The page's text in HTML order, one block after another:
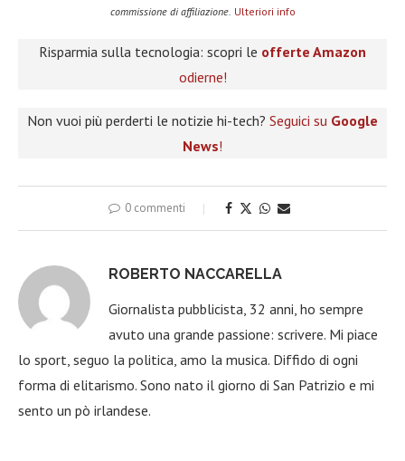
commissione di affiliazione. Ulteriori info
Risparmia sulla tecnologia: scopri le offerte Amazon
odierne!
Non vuoi più perderti le notizie hi-tech? Seguici su Google
News!
0 commenti
ROBERTO NACCARELLA
Giornalista pubblicista, 32 anni, ho sempre
avuto una grande passione: scrivere. Mi piace
lo sport, seguo la politica, amo la musica. Diffido di ogni
forma di elitarismo. Sono nato il giorno di San Patrizio e mi
sento un pò irlandese.